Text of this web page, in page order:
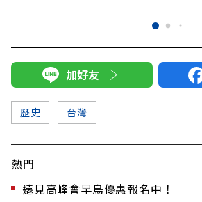
加好友
歷史 台灣
熱門
遠見高峰會早鳥優惠報名中！